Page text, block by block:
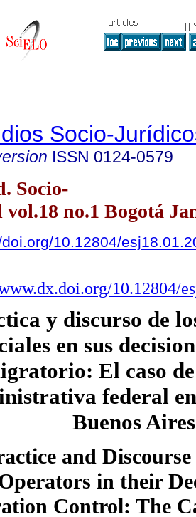
Socio-
ISSN 0124-0579
Socio-
no.1 Bogotá
10.12804/
10.12804/
y discurso de
en sus
El caso
federal
Buenos Aires
and
in their
Control: The